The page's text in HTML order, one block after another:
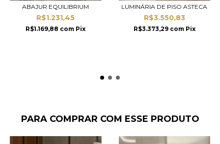
ABAJUR EQUILIBRIUM
R$1.231,45
R$1.169,88 com Pix
LUMINÁRIA DE PISO ASTECA
R$3.550,83
R$3.373,29 com Pix
PARA COMPRAR COM ESSE PRODUTO